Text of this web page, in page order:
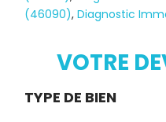
(46090),Diagnostic
VOTRE
Demande
TYPE DE BIEN